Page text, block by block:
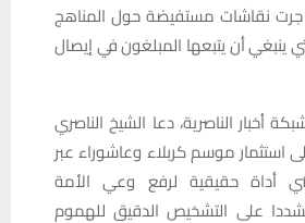
جرت نقاشات مستفيضة حول المناهج
ينبغي أن يتبعها المبلغون في إيصال
أخبار الناصرية، دعا الشيخ الناصري
استثمار موسم كربلاء وعاشوراء عبر
أداة حقيقية لرفع وعي الأمة
على التشخيص الدقيق للهموم